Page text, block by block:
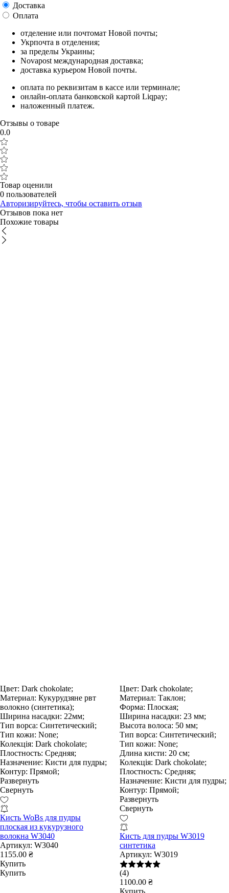
Доставка
Оплата
отделение или почтомат Новой почты;
Укрпочта в отделения;
за пределы Украины;
Novapost международная доставка;
доставка курьером Новой почты.
оплата по реквизитам в кассе или терминале;
онлайн-оплата банковской картой Liqpay;
наложенный платеж.
Отзывы о товаре
0.0
Товар оценили
0 пользователей
Авторизируйтесь, чтобы оставить отзыв
Отзывов пока нет
Похожие товары
Цвет: Dark chokolate;
Материал: Кукурудзяне рвт
волокно (синтетика);
Ширина насадки: 22мм;
Тип ворса: Синтетический;
Тип кожи: None;
Колекція: Dark chokolate;
Плостность: Средняя;
Назначение: Кисти для пудры;
Контур: Прямой;
Развернуть
Свернуть
Кисть WoBs для пудры
плоская из кукурузного
волокна W3040
Артикул: W3040
1155.00 ₴
Купить
Купить
Цвет: Dark chokolate;
Материал: Таклон;
Форма: Плоская;
Ширина насадки: 23 мм;
Высота волоса: 50 мм;
Тип ворса: Синтетический;
Тип кожи: None;
Длина кисти: 20 см;
Колекція: Dark chokolate;
Плостность: Средняя;
Назначение: Кисти для пудры;
Контур: Прямой;
Развернуть
Свернуть
Кисть для пудры W3019
синтетика
Артикул: W3019
(4)
1100.00 ₴
Купить